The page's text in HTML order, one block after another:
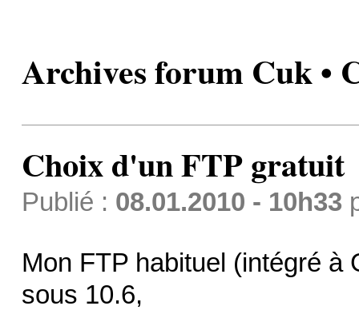
Archives forum Cuk •
Choix d'un FTP gratuit
Publié : 08.01.2010 - 10h33
Mon FTP habituel (intégré à
sous 10.6,